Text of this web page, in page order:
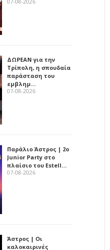
ΔΩΡΕΑΝ για την
Τρίπολη, η σπουδαία
παράσταση του
εμβλημ…
07-08-2026
Παράλιο Άστρος | 2ο
Junior Party στο
πλαίσιο του Estell…
07-08-2026
Άστρος | Οι
καλοκαιρινές